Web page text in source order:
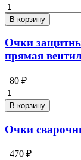
В корзину
Очки
прямая
80 ₽
В корзину
Очки
470 ₽